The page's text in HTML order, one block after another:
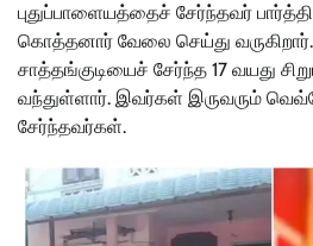
புதுப்பாளையத்தைச் சேர்ந்தவர்
கொத்தனார் வேலை செய்து வருகிறார்.
சாத்தங்குடியைச் சேர்ந்த 17 வயது
வந்துள்ளார். இவர்கள் இருவரும்
சேர்ந்தவர்கள்.